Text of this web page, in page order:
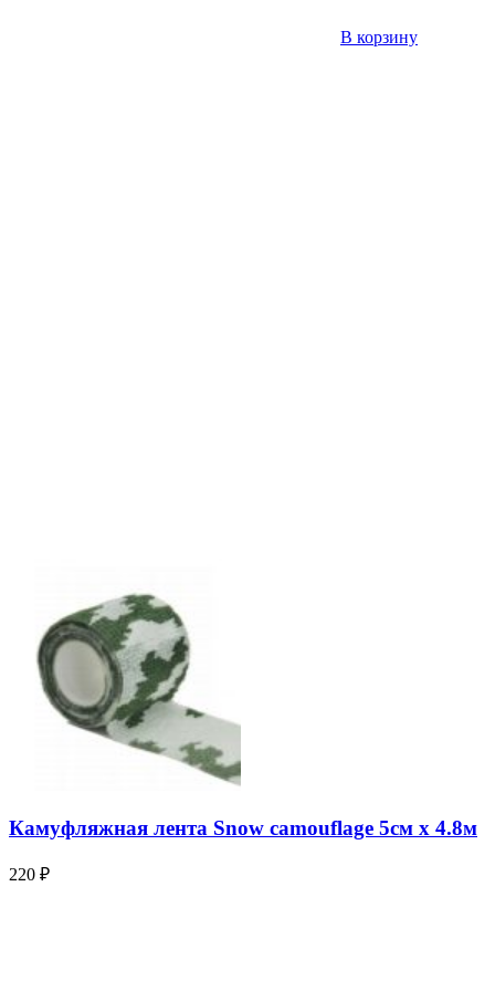
В корзину
Камуфляжная лента Snow camouflage 5см х 4.8м
220 ₽